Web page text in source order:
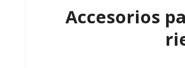
Accesorios